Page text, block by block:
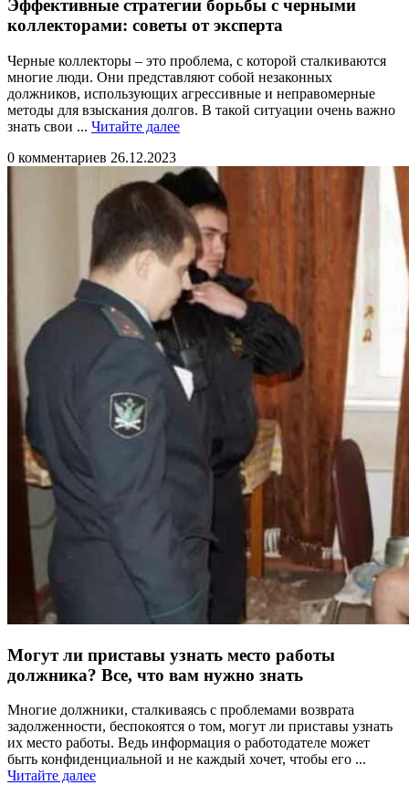
Эффективные стратегии борьбы с черными
коллекторами: советы от эксперта
Черные коллекторы – это проблема, с которой сталкиваются
многие люди. Они представляют собой незаконных
должников, использующих агрессивные и неправомерные
методы для взыскания долгов. В такой ситуации очень важно
знать свои ... Читайте далееЧитайте
0 комментариев 26.12.2023
Могут ли приставы узнать место работы
должника? Все, что вам нужно знать
Многие должники, сталкиваясь с проблемами возврата
задолженности, беспокоятся о том, могут ли приставы узнать
их место работы. Ведь информация о работодателе может
быть конфиденциальной и не каждый хочет, чтобы его ...
Читайте далееЧитайте